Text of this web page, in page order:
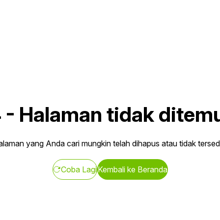
- Halaman tidak
yang Anda cari mungkin telah dihapus atau tidak
Coba LagiKembali ke Beranda